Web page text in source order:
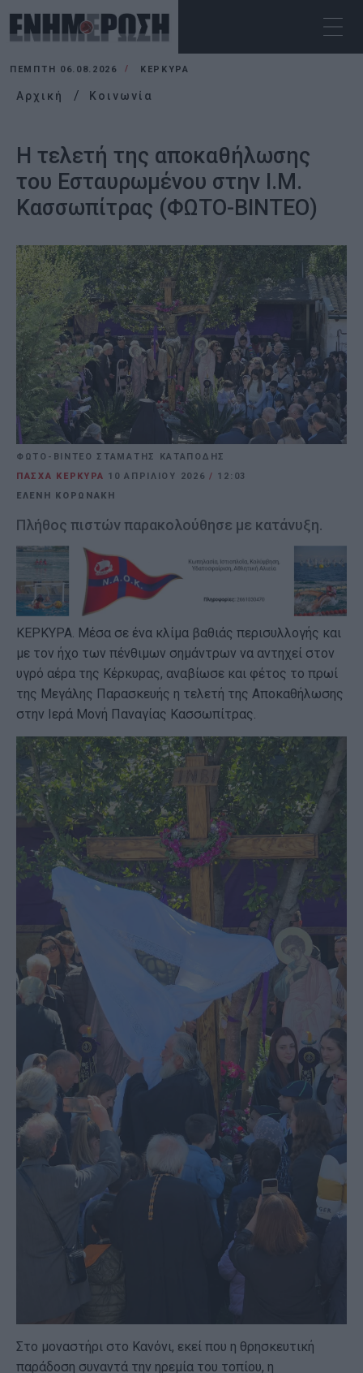
ΠΈΜΠΤΗ 06.08.2026 ΚΕΡΚΥΡΑ
Αρχική Κοινωνία
Η τελετή της αποκαθήλωσης
του Εσταυρωμένου στην Ι.Μ.
Κασσωπίτρας (ΦΩΤΟ-ΒΙΝΤΕΟ)
ΦΩΤΟ-ΒΙΝΤΕΟ ΣΤΑΜΑΤΗΣ ΚΑΤΑΠΟΔΗΣ
ΠΑΣΧΑ ΚΕΡΚΥΡΑ 10 ΑΠΡΙΛΊΟΥ 2026/ 12:03
ΕΛΕΝΗ ΚΟΡΩΝΑΚΗ
Πλήθος πιστών παρακολούθησε με κατάνυξη.
ΚΕΡΚΥΡΑ. Μέσα σε ένα κλίμα βαθιάς περισυλλογής και
με τον ήχο των πένθιμων σημάντρων να αντηχεί στον
υγρό αέρα της Κέρκυρας, αναβίωσε και φέτος το πρωί
της Μεγάλης Παρασκευής η τελετή της Αποκαθήλωσης
στην Ιερά Μονή Παναγίας Κασσωπίτρας.
Στο μοναστήρι στο Κανόνι, εκεί που η θρησκευτική
παράδοση συναντά την ηρεμία του τοπίου, η